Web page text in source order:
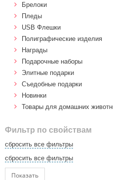
Брелоки
Пледы
USB Флешки
Полиграфические изделия
Награды
Подарочные наборы
Элитные подарки
Cъедобные подарки
Новинки
Товары для домашних
Фильтр по свойствам
сбросить все фильтры
сбросить все фильтры
Показать